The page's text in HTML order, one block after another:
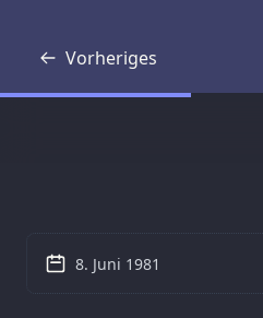
Vorheriges
Transkript
8. Juni 1981